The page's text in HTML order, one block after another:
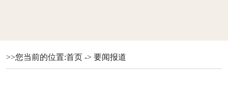
>>您当前的位置:首页 -> 要闻报道